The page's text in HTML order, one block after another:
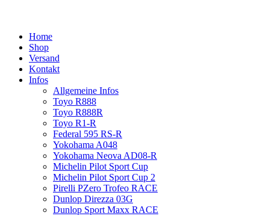
Home
Shop
Versand
Kontakt
Infos
Allgemeine Infos
Toyo R888
Toyo R888R
Toyo R1-R
Federal 595 RS-R
Yokohama A048
Yokohama Neova AD08-R
Michelin Pilot Sport Cup
Michelin Pilot Sport Cup 2
Pirelli PZero Trofeo RACE
Dunlop Direzza 03G
Dunlop Sport Maxx RACE